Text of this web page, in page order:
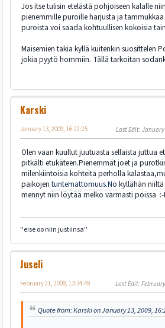
Jos itse tulisin etelästä pohjoiseen kalalle
pienemmille puroille harjusta ja
puroista voi saada kohtuullisen kokoisia
Maisemien takia kyllä kuitenkin suosittelen
jokia pyytö hommiin. Tällä tarkoitan
Karski
January 13, 2009, 16:22:25 Last Edit: January
Olen vaan kuullut juutuasta sellaista juttua
pitkälti etukäteen.Pienemmät joet ja
milenkiintoisia kohteita perholla
paikojentuntemattomuus.No kyllähän
mennyt niin löytää melko varmasti poissa :-
''eise oo niin justiinsa''
Juseli
February 21, 2009, 13:34:49 Last Edit:
Quote from: Karski on January 13, 2009,